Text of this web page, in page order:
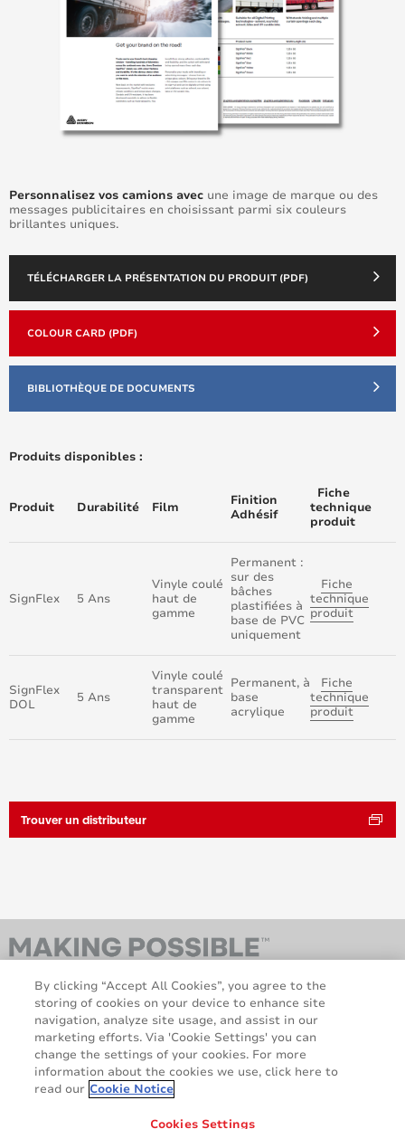
Personnalisez vos camions avec une image de marque ou des
messages publicitaires en choisissant parmi six couleurs
brillantes uniques.
TÉLÉCHARGER LA PRÉSENTATION DU PRODUIT (PDF)
COLOUR CARD (PDF)
BIBLIOTHÈQUE DE DOCUMENTS
Produits disponibles :
Produit Durabilité Film
Finition
Adhésif
Fiche
technique
produit
SignFlex 5 Ans
Vinyle coulé
haut de
gamme
Permanent :
sur des
bâches
plastifiées à
base de PVC
uniquement
Fiche
technique
produit
SignFlex
DOL
5 Ans
Vinyle coulé
transparent
haut de
gamme
Permanent, à
base
acrylique
Fiche
technique
produit
Trouver un distributeur
AveryDennison.com
À Propos
Mentions légales et de
Cookies
By clicking “Accept All Cookies”, you agree to the
storing of cookies on your device to enhance site
navigation, analyze site usage, and assist in our
marketing efforts. Via 'Cookie Settings' you can
change the settings of your cookies. For more
information about the cookies we use, click here to
read our Cookie Notice
Cookies Settings